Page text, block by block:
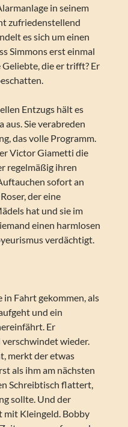
in seinem
zufriedenstellend
es sich um einen
Simmons erst einmal
die er trifft? Er
Entzugs hält es
aus. Sie verabreden
das volle Programm.
Victor Giametti die
regelmäßig ihren
sofort an
der eine
hat und sie im
einen harmlosen
verdächtigt.
in Fahrt gekommen, als
und ein
Er
wieder.
merkt der etwas
als ihm am nächsten
Schreibtisch flattert,
sollte. Und der
mit Kleingeld. Bobby